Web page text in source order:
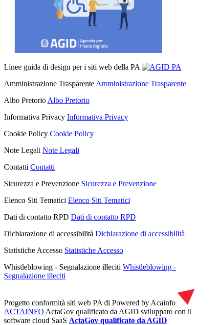
Linee guida di design per i siti web della PA
Amministrazione Trasparente Amministrazione Trasparente
Albo Pretorio Albo Pretorio
Informativa Privacy Informativa Privacy
Cookie Policy Cookie Policy
Note Legali Note Legali
Contatti Contatti
Sicurezza e Prevenzione Sicurezza e Prevenzione
Elenco Siti Tematici Elenco Siti Tematici
Dati di contatto RPD Dati di contatto RPD
Dichiarazione di accessibilità Dichiarazione di accessibilità
Statistiche Accesso Statistiche Accesso
Whistleblowing - Segnalazione illeciti Whistleblowing -
Segnalazione illeciti
Progetto conformità siti web PA di Powered by Acainfo
ACTAINFO ActaGov qualificato da AGID sviluppato con il
software cloud SaaS ActaGov qualificato da AGID